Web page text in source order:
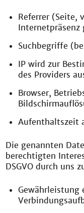
Referrer (Seite,
Internetpräsenz
Suchbegriffe
IP wird zur
des Providers
Browser,
Aufenthaltszeit
Die genannten
berechtigten
DSGVO durch uns
Gewährleistung